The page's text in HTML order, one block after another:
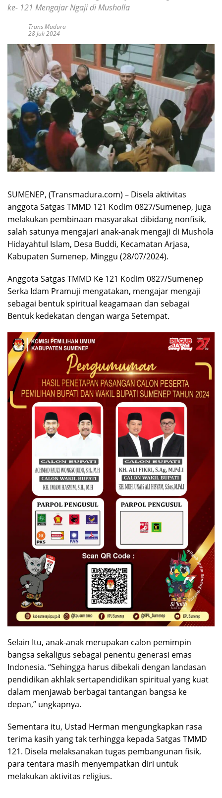
ke- 121 Mengajar Ngaji di Musholla
Trans Madura
28 Juli 2024
SUMENEP, (Transmadura.com) – Disela aktivitas
anggota Satgas TMMD 121 Kodim 0827/Sumenep, juga
melakukan pembinaan masyarakat dibidang nonfisik,
salah satunya mengajari anak-anak mengaji di Mushola
Hidayahtul Islam, Desa Buddi, Kecamatan Arjasa,
Kabupaten Sumenep, Minggu (28/07/2024).
Anggota Satgas TMMD Ke 121 Kodim 0827/Sumenep
Serka Idam Pramuji mengatakan, mengajar mengaji
sebagai bentuk spiritual keagamaan dan sebagai
Bentuk kedekatan dengan warga Setempat.
Selain Itu, anak-anak merupakan calon pemimpin
bangsa sekaligus sebagai penentu generasi emas
Indonesia. “Sehingga harus dibekali dengan landasan
pendidikan akhlak sertapendidikan spiritual yang kuat
dalam menjawab berbagai tantangan bangsa ke
depan,” ungkapnya.
Sementara itu, Ustad Herman mengungkapkan rasa
terima kasih yang tak terhingga kepada Satgas TMMD
121. Disela melaksanakan tugas pembangunan fisik,
para tentara masih menyempatkan diri untuk
melakukan aktivitas religius.